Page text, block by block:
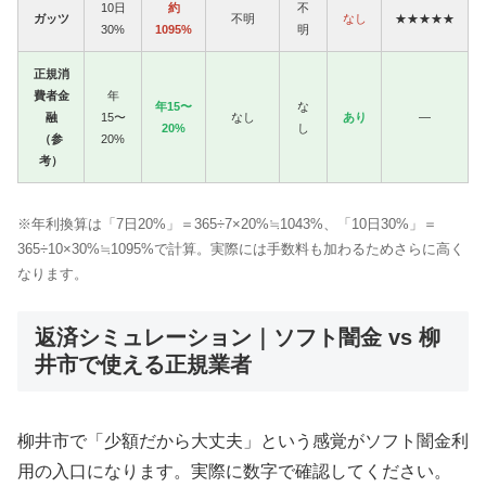
ガッツ
10日
30%
約
1095%
不明
不
明
なし ★★★★★
正規消
費者金
融
（参
考）
年
15〜
20%
年15〜
20%
なし
な
し
あり —
※年利換算は「7日20%」＝365÷7×20%≒1043%、「10日30%」＝
365÷10×30%≒1095%で計算。実際には手数料も加わるためさらに高く
なります。
返済シミュレーション｜ソフト闇金 vs 柳
井市で使える正規業者
柳井市で「少額だから大丈夫」という感覚がソフト闇金利
用の入口になります。実際に数字で確認してください。